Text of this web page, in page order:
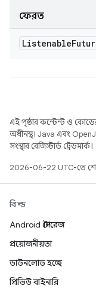
ফেরত
Listenable
এই পৃষ্ঠার কন্টেন্ট ও
অধীনস্থ। Java এবং
সংস্থার রেজিস্টার্ড ট্রেডমার্ক।
2026-06-22 UTC-তে
বিল্ড
Android স্টোরেজ
প্রয়োজনীয়তা
ডাউনলোড হচ্ছে
প্রিভিউ বাইনারি